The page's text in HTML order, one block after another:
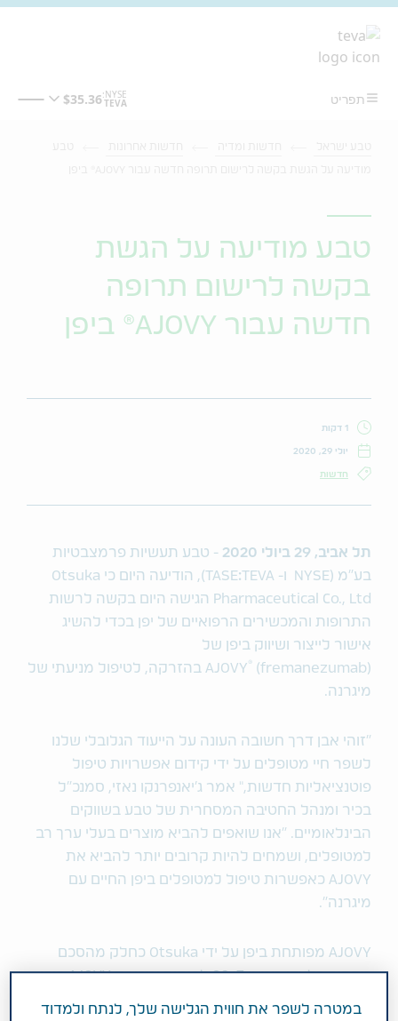
טבע מודיעה על הגשת
בקשה לרישום תרופה
חדשה עבור AJOVY® ביפן
1 דקות
יולי 29, 2020
חדשות
תל אביב, 29 ביולי 2020
- טבע תעשיות פרמצבטיות
בע"מ (NYSE
ו- TASE :
TEVA), הודיעה היום כי Otsuka
Pharmaceutical Co., Ltd הגישה היום בקשה לרשות
התרופות והמכשירים הרפואיים של יפן בכדי להשיג
אישור לייצור ושיווק ביפן של
AJOVY® (fremanezumab)
בהזרקה, לטיפול מניעתי של
מיגרנה.
"זוהי אבן דרך חשובה העונה על הייעוד הגלובלי שלנו
לשפר חיי מטופלים על ידי קידום אפשרויות טיפול
פוטנציאליות חדשות," אמר ג'יאנפרנקו נאזי, סמנכ"ל
בכיר ומנהל החטיבה המסחרית של טבע בשווקים
הבינלאומיים. "אנו שואפים להביא מוצרים בעלי ערך רב
למטופלים, ושמחים להיות קרובים יותר להביא את
AJOVY כאפשרות טיפול למטופלים ביפן החיים עם
מיגרנה".
AJOVY מפותחת ביפן על ידי Otsuka כחלק מהסכם
מסחור בלעדי ממאי 2017 לפיתוח ומכירת AJOVY ביפן.
במטרה לשפר את חווית הגלישה שלך, לנתח ולמדוד